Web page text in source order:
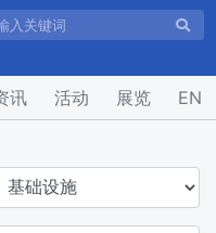
讯 活动 展览
EN